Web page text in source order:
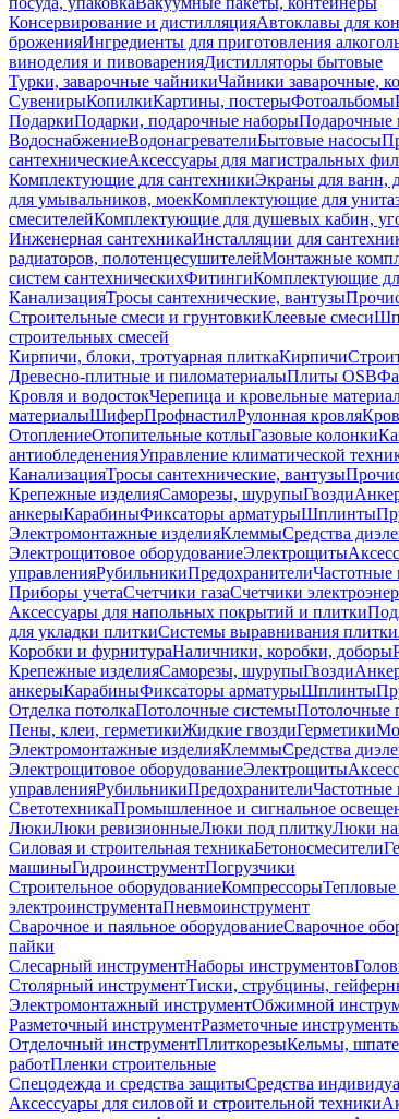
Консервирование и дистилляцияАвтоклавы для
броженияИнгредиенты для приготовления
виноделия и пивоваренияДистилляторы бытовые
Турки, заварочные чайникиЧайники заварочные,
СувенирыКопилкиКартины, постерыФотоальбомы
ПодаркиПодарки, подарочные наборыПодарочные
ВодоснабжениеВодонагревателиБытовые насосы
сантехническиеАксессуары для магистральных
Комплектующие для сантехникиЭкраны для ванн,
для умывальников, моекКомплектующие для
смесителейКомплектующие для душевых кабин,
Инженерная сантехникаИнсталляции для
радиаторов, полотенцесушителейМонтажные
систем сантехническихФитингиКомплектующие
КанализацияТросы сантехнические, вантузы
Строительные смеси и грунтовкиКлеевые смеси
строительных смесей
Кирпичи, блоки, тротуарная плиткаКирпичи
Древесно-плитные и пиломатериалыПлиты OSB
Кровля и водостокЧерепица и кровельные
материалыШиферПрофнастилРулонная кровля
ОтоплениеОтопительные котлыГазовые колонки
антиобледененияУправление климатической
КанализацияТросы сантехнические, вантузы
Крепежные изделияСаморезы, шурупыГвозди
анкерыКарабиныФиксаторы арматурыШплинты
Электромонтажные изделияКлеммыСредства
Электрощитовое оборудованиеЭлектрощиты
управленияРубильникиПредохранителиЧастотные
Приборы учетаСчетчики газаСчетчики
Аксессуары для напольных покрытий и плитки
для укладки плиткиСистемы выравнивания плитки
Коробки и фурнитураНаличники, коробки, доборы
Крепежные изделияСаморезы, шурупыГвозди
анкерыКарабиныФиксаторы арматурыШплинты
Отделка потолкаПотолочные системыПотолочные
Пены, клеи, герметикиЖидкие гвоздиГерметики
Электромонтажные изделияКлеммыСредства
Электрощитовое оборудованиеЭлектрощиты
управленияРубильникиПредохранителиЧастотные
СветотехникаПромышленное и сигнальное
ЛюкиЛюки ревизионныеЛюки под плиткуЛюки
Силовая и строительная техникаБетоносмесители
машиныГидроинструментПогрузчики
Строительное оборудованиеКомпрессоры
электроинструментаПневмоинструмент
Сварочное и паяльное оборудованиеСварочное
пайки
Слесарный инструментНаборы инструментов
Столярный инструментТиски, струбцины,
Электромонтажный инструментОбжимной
Разметочный инструментРазметочные
Отделочный инструментПлиткорезыКельмы,
работПленки строительные
Спецодежда и средства защитыСредства
Аксессуары для силовой и строительной техники